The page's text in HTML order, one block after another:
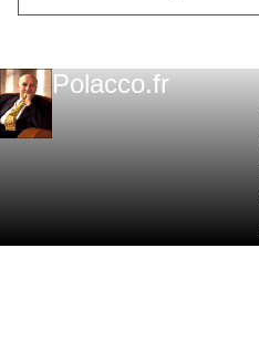
Polacco.fr